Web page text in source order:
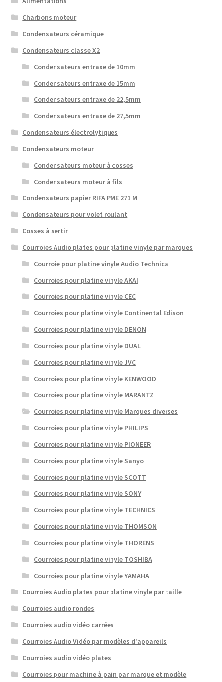
Charbons moteur
Condensateurs céramique
Condensateurs classe X2
Condensateurs entraxe de 10mm
Condensateurs entraxe de 15mm
Condensateurs entraxe de 22,5mm
Condensateurs entraxe de 27,5mm
Condensateurs électrolytiques
Condensateurs moteur
Condensateurs moteur à cosses
Condensateurs moteur à fils
Condensateurs papier RIFA PME 271 M
Condensateurs pour volet roulant
Cosses à sertir
Courroies Audio plates pour platine vinyle par marques
Courroie pour platine vinyle Audio Technica
Courroies pour platine vinyle AKAI
Courroies pour platine vinyle CEC
Courroies pour platine vinyle Continental Edison
Courroies pour platine vinyle DENON
Courroies pour platine vinyle DUAL
Courroies pour platine vinyle JVC
Courroies pour platine vinyle KENWOOD
Courroies pour platine vinyle MARANTZ
Courroies pour platine vinyle Marques diverses
Courroies pour platine vinyle PHILIPS
Courroies pour platine vinyle PIONEER
Courroies pour platine vinyle Sanyo
Courroies pour platine vinyle SCOTT
Courroies pour platine vinyle SONY
Courroies pour platine vinyle TECHNICS
Courroies pour platine vinyle THOMSON
Courroies pour platine vinyle THORENS
Courroies pour platine vinyle TOSHIBA
Courroies pour platine vinyle YAMAHA
Courroies Audio plates pour platine vinyle par taille
Courroies audio rondes
Courroies audio vidéo carrées
Courroies Audio Vidéo par modèles d'appareils
Courroies audio vidéo plates
Courroies pour machine à pain par marque et modèle